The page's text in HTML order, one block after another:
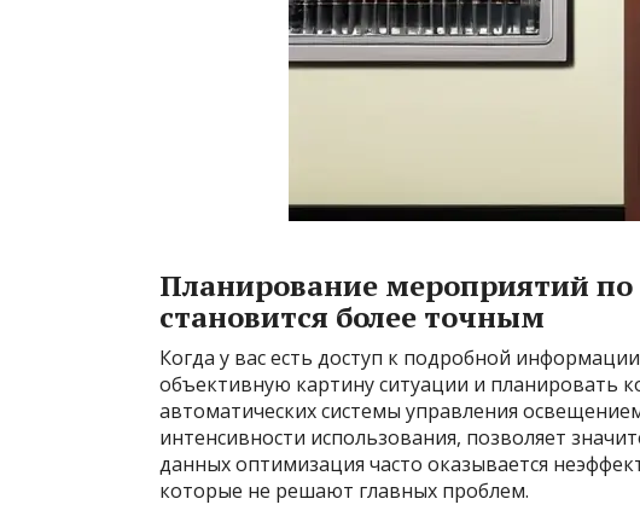
Планирование мероприятий
становится более точным
Когда у вас есть доступ к подробной
объективную картину ситуации и планировать
автоматических системы управления
интенсивности использования, позволяет
данных оптимизация часто оказывается
которые не решают главных проблем.